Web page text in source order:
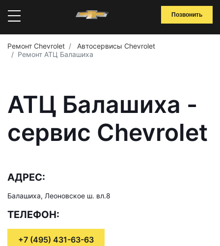
Позвонить
Ремонт Chevrolet
Автосервисы Chevrolet
Ремонт АТЦ Балашиха
АТЦ Балашиха -
сервис Chevrolet
АДРЕС:
Балашиха, Леоновское ш. вл.8
ТЕЛЕФОН:
+7 (495) 431-63-63